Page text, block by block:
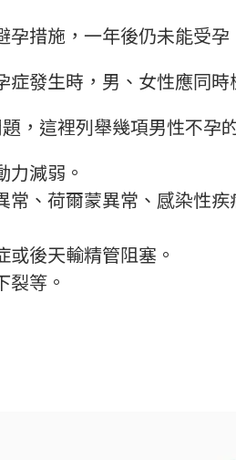
措施，一年後仍未能受
發生時，男、女性應同時
，這裡列舉幾項男性不孕
減弱。
、荷爾蒙異常、感染性
後天輸精管阻塞。
等。